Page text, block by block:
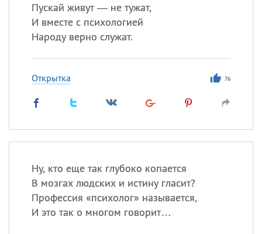
Пускай живут — не тужат,
И вместе с психологией
Народу верно служат.
Открытка 76
Ну, кто еще так глубоко копается
В мозгах людских и истину гласит?
Профессия «психолог» называется,
И это так о многом говорит…